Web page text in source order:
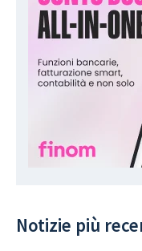
Notizie più